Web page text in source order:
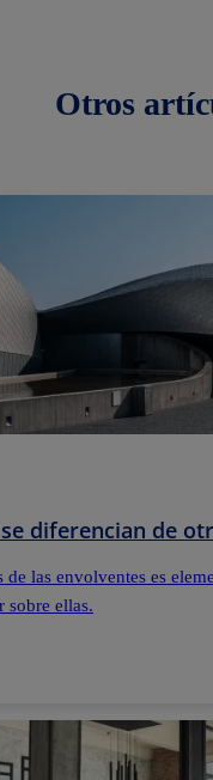
Otros
diferencian de
las envolventes es
sobre ellas.